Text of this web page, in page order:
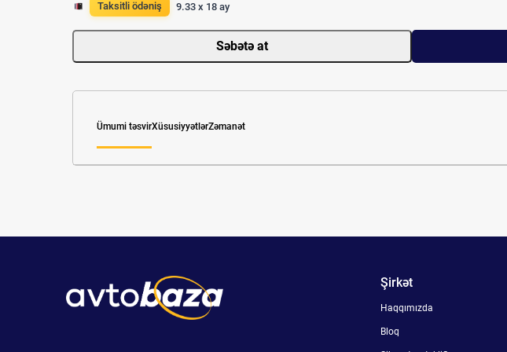
Taksitli ödəniş 9.33 x 18 ay
Səbətə at
Ümumi təsvirXüsusiyyətlərZəmanət
Şirkət
Haqqımızda
Bloq